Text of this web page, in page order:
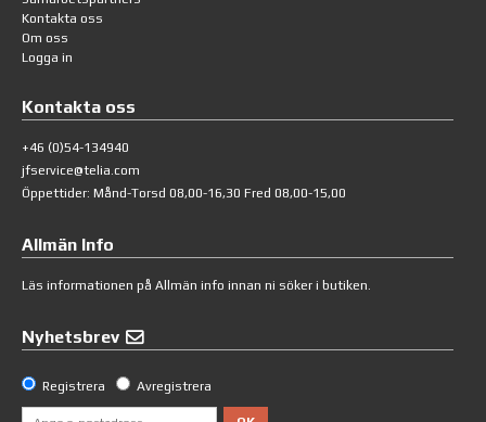
Kontakta oss
Om oss
Logga in
Kontakta oss
+46 (0)54-134940
jfservice@telia.com
Öppettider: Månd-Torsd 08,00-16,30 Fred 08,00-15,00
Allmän Info
Läs informationen på Allmän info innan ni söker i butiken.
Nyhetsbrev
Registrera Avregistrera